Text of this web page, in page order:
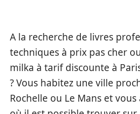
A la recherche de livres
techniques à prix pas cher
milka à tarif discounte à
? Vous habitez une ville
Rochelle ou Le Mans et